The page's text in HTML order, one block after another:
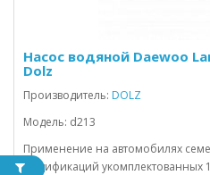
Насос водяной Daewoo
Dolz
Производитель: DOLZ
Модель: d213
Применение на автомобилях
модификаций укомплектованных